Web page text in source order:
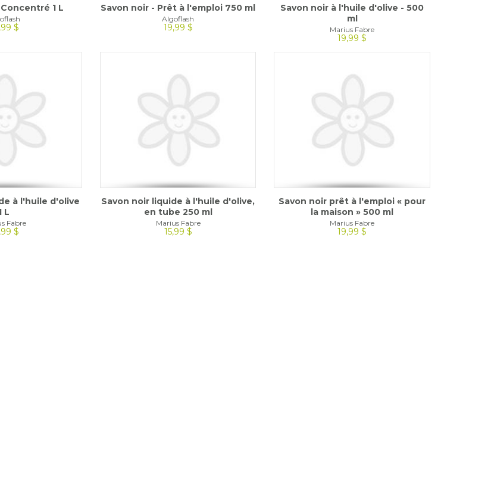
1 L
$
Savon noir - Prêt à l'emploi 750 ml
Algoflash
19,99 $
Savon noir à l'huile d'olive - 500
ml
Marius Fabre
19,99 $
à l'huile d'olive
L
Fabre
$
Savon noir liquide à l'huile d'olive,
en tube 250 ml
Marius Fabre
15,99 $
Savon noir prêt à l'emploi « pour
la maison » 500 ml
Marius Fabre
19,99 $